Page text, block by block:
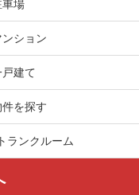
車場
ション
建て
を探す
ランクルーム